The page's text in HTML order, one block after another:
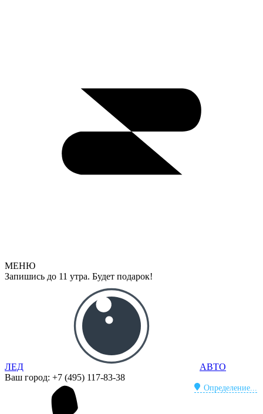
МЕНЮ
Запишись до 11 утра. Будет подарок!
ЛЕД
АВТО
Ваш город:
Определение...
+7 (495) 117-83-38